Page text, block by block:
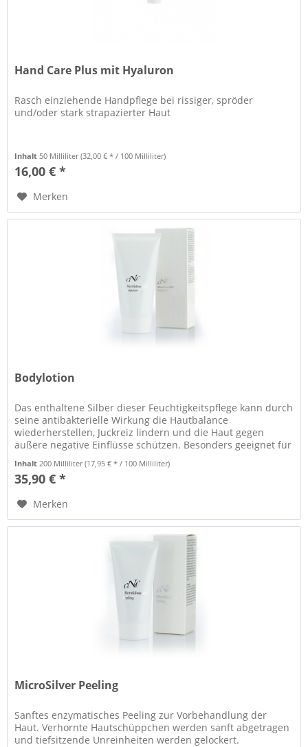
Hand Care Plus mit Hyaluron
Rasch einziehende Handpflege bei rissiger, spröder
und/oder stark strapazierter Haut
Inhalt50 Milliliter(32,00 € * / 100 Milliliter)
16,00 € *
Merken
Bodylotion
Das enthaltene Silber dieser Feuchtigkeitspflege kann durch
seine antibakterielle Wirkung die Hautbalance
wiederherstellen, Juckreiz lindern und die Haut gegen
äußere negative Einflüsse schützen. Besonders geeignet für
Inhalt200 Milliliter(17,95 € * / 100 Milliliter)
35,90 € *
Merken
MicroSilver Peeling
Sanftes enzymatisches Peeling zur Vorbehandlung der
Haut. Verhornte Hautschüppchen werden sanft abgetragen
und tiefsitzende Unreinheiten werden gelockert.